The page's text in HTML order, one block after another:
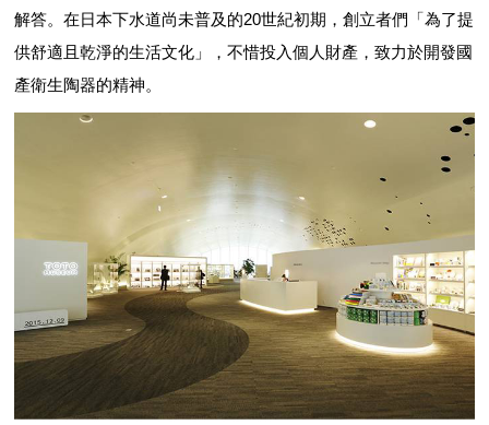
解答。在日本下水道尚未普及的20世紀初期，創立者們「為了提
供舒適且乾淨的生活文化」，不惜投入個人財產，致力於開發國
產衛生陶器的精神。